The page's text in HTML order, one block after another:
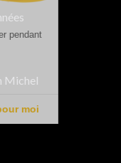
pendant
OK pour moi
de gérer vos
Michel